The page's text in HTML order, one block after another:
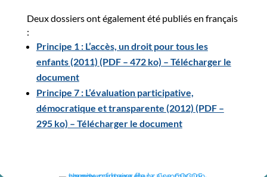
Deux dossiers ont également été publiés en français
:
Principe 1 : L’accès, un droit pour tous les
enfants (2011) (PDF – 472 ko) – Télécharger le
document
Principe 7 : L’évaluation participative,
démocratique et transparente (2012) (PDF –
295 ko) – Télécharger le document